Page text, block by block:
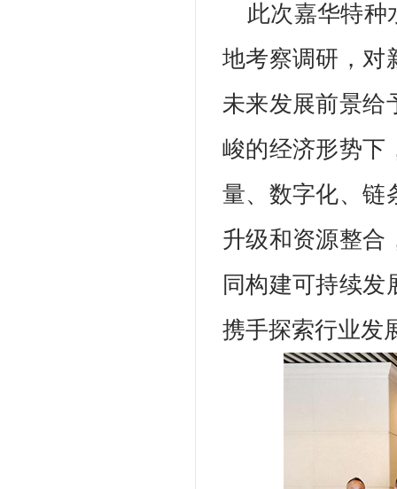
此次嘉华特种
地考察调研，对
未来发展前景给
峻的经济形势下
量、数字化、链
升级和资源整合
同构建可持续发
携手探索行业发